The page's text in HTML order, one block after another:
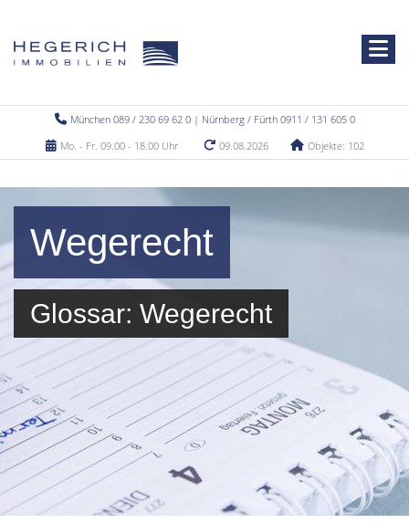
München 089 / 230 69 62 0 | Nürnberg / Fürth 0911 / 131 605 0
Mo. - Fr. 09.00 - 18.00 Uhr
09.08.2026 Objekte: 102
Wegerecht
Glossar: Wegerecht